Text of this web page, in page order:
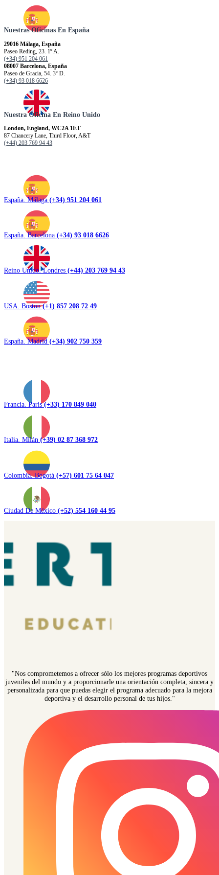
Nuestras Oficinas En España
29016 Málaga, España
Paseo Reding, 23. 1º A.
(+34) 951 204 061
08007 Barcelona, España
Paseo de Gracia, 54. 3º D.
(+34) 93 018 6626
Nuestra Oficina En Reino Unido
London, England, WC2A 1ET
87 Chancery Lane, Third Floor, A&T
(+44) 203 769 94 43
España. Málaga (+34) 951 204 061
España. Barcelona (+34) 93 018 6626
Reino Unido. Londres (+44) 203 769 94 43
USA. Boston(+1) 857 208 72 49
España. Madrid (+34) 902 750 359
Francia. Paris(+33) 170 849 040
Italia. Milán (+39) 02 87 368 972
Colombia. Bogotá (+57) 601 75 64 047
Ciudad De México (+52) 554 160 44 95
"Nos comprometemos a ofrecer sólo los mejores programas deportivos
juveniles del mundo y a proporcionarle una orientación completa, sincera y
personalizada para que puedas elegir el programa adecuado para la mejora
deportiva y el desarrollo personal de tus hijos."